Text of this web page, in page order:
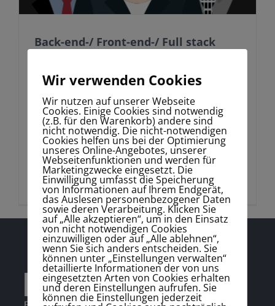
Back-end-/ Front-end-/ Full stack
24. Juni 2021
Stellenbeschreibung: Die Expert People
Management GmbH ist eine seit mehr als 20
Jahren erfolgreich agierende
Unternehmensberatung mit Sitz in Dresden
und Magdeburg. Das Wachstum der letzten
Jahre in [...]
Wir verwenden Cookies
Wir nutzen auf unserer Webseite
Cookies. Einige Cookies sind notwendig
(z.B. für den Warenkorb) andere sind
nicht notwendig. Die nicht-notwendigen
Cookies helfen uns bei der Optimierung
unseres Online-Angebotes, unserer
Webseitenfunktionen und werden für
Marketingzwecke eingesetzt. Die
Einwilligung umfasst die Speicherung
von Informationen auf Ihrem Endgerät,
das Auslesen personenbezogener Daten
sowie deren Verarbeitung. Klicken Sie
auf „Alle akzeptieren“, um in den Einsatz
von nicht notwendigen Cookies
einzuwilligen oder auf „Alle ablehnen“,
wenn Sie sich anders entscheiden. Sie
können unter „Einstellungen verwalten“
detaillierte Informationen der von uns
eingesetzten Arten von Cookies erhalten
und deren Einstellungen aufrufen. Sie
können die Einstellungen jederzeit